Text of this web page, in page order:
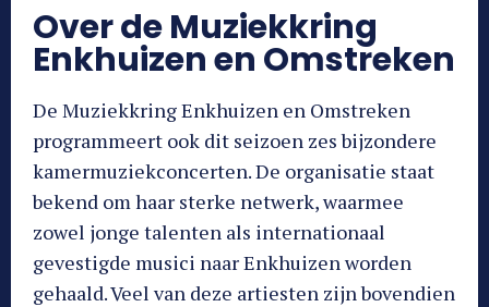
Over de Muziekkring
Enkhuizen en Omstreken
De Muziekkring Enkhuizen en Omstreken
programmeert ook dit seizoen zes bijzondere
kamermuziekconcerten. De organisatie staat
bekend om haar sterke netwerk, waarmee
zowel jonge talenten als internationaal
gevestigde musici naar Enkhuizen worden
gehaald. Veel van deze artiesten zijn bovendien